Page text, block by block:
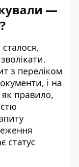
—
з переліком
і на
як правило,
статус